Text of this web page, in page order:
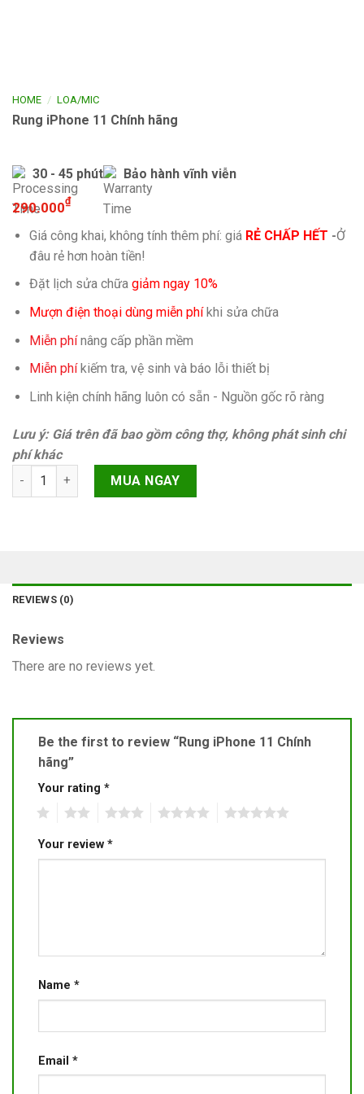
HOME / LOA/MIC
Rung iPhone 11 Chính hãng
30 - 45 phút Bảo hành vĩnh viễn
290.000₫
Giá công khai, không tính thêm phí: giá RẺ CHẤP HẾT -Ở
đâu rẻ hơn hoàn tiền!
Đặt lịch sửa chữa giảm ngay 10%
Mượn điện thoại dùng miễn phíkhi sửa chữa
Miễn phínâng cấp phần mềm
Miễn phíkiếm tra, vệ sinh và báo lỗi thiết bị
Linh kiện chính hãng luôn có sẵn - Nguồn gốc rõ ràng
Lưu ý: Giá trên đã bao gồm công thợ, không phát sinh chi
phí khác
Rung iPhone 11 Chính hãng quantity
MUA NGAY
REVIEWS (0)
Reviews
There are no reviews yet.
Be the first to review “Rung iPhone 11 Chính
hãng”
Your rating *
Your review *
Name *
Email *